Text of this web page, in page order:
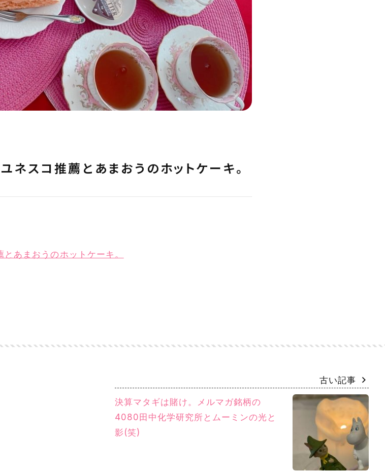
ネスコ推薦とあまおうのホットケーキ。
あまおうのホットケーキ。
古い記事
決算マタギは賭け。メルマガ銘柄の
4080田中化学研究所とムーミンの光と
影(笑)